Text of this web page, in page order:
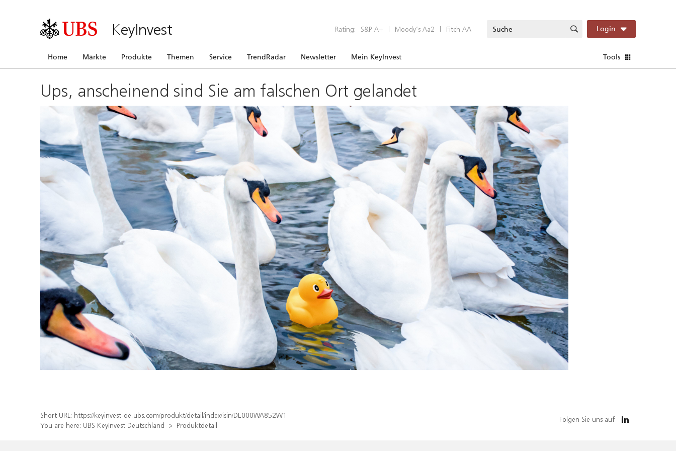
KeyInvest Rating: S&P A+ | Moody’s Aa2 | Fitch AA Login
Home Märkte Produkte Themen Service TrendRadar Newsletter Mein KeyInvest Tools
Ups, anscheinend sind Sie am falschen Ort gelandet
Short URL: https://keyinvest-de.ubs.com/produkt/detail/index/isin/DE000WA852W1
You are here: UBS KeyInvest Deutschland Produktdetail
Folgen Sie uns auf